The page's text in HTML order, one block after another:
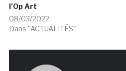
l’Op Art
08/03/2022
Dans "ACTUALITÉS"